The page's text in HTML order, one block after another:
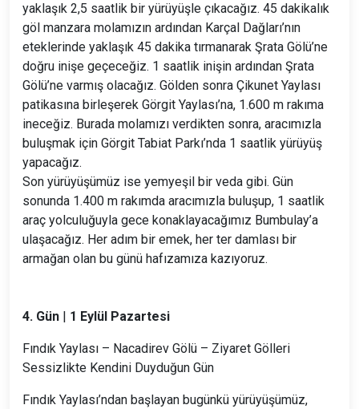
yaklaşık 2,5 saatlik bir yürüyüşle çıkacağız. 45 dakikalık
göl manzara molamızın ardından Karçal Dağları’nın
eteklerinde yaklaşık 45 dakika tırmanarak Şrata Gölü’ne
doğru inişe geçeceğiz. 1 saatlik inişin ardından Şrata
Gölü’ne varmış olacağız. Gölden sonra Çikunet Yaylası
patikasına birleşerek Görgit Yaylası’na, 1.600 m rakıma
ineceğiz. Burada molamızı verdikten sonra, aracımızla
buluşmak için Görgit Tabiat Parkı’nda 1 saatlik yürüyüş
yapacağız.
Son yürüyüşümüz ise yemyeşil bir veda gibi. Gün
sonunda 1.400 m rakımda aracımızla buluşup, 1 saatlik
araç yolculuğuyla gece konaklayacağımız Bumbulay’a
ulaşacağız. Her adım bir emek, her ter damlası bir
armağan olan bu günü hafızamıza kazıyoruz.
4. Gün 1 Eylül Pazartesi
Fındık Yaylası – Nacadirev Gölü – Ziyaret Gölleri
Sessizlikte Kendini Duyduğun Gün
Fındık Yaylası’ndan başlayan bugünkü yürüyüşümüz,